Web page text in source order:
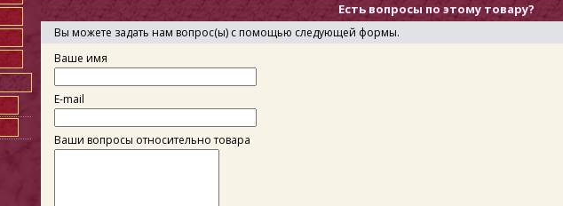
Есть вопросы по этому товару?
Вы можете задать нам вопрос(ы) с помощью следующей формы.
Ваше имя
E-mail
Ваши вопросы относительно товара